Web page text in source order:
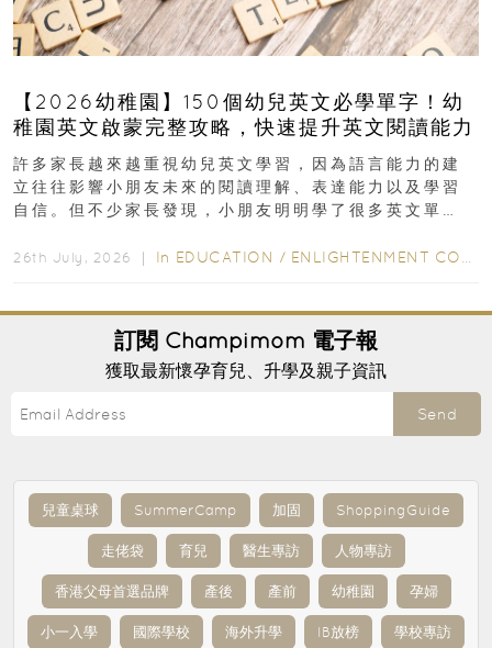
【2026幼稚園】150個幼兒英文必學單字！幼
稚園英文啟蒙完整攻略，快速提升英文閱讀能力
許多家長越來越重視幼兒英文學習，因為語言能力的建
立往往影響小朋友未來的閱讀理解、表達能力以及學習
自信。但不少家長發現，小朋友明明學了很多英文單
26th July, 2026 ｜ In EDUCATION / ENLIGHTENMENT CORNER
訂閱 Champimom 電子報
獲取最新懷孕育兒、升學及親子資訊
Send
兒童桌球 SummerCamp 加固 ShoppingGuide
走佬袋 育兒 醫生專訪 人物專訪
香港父母首選品牌 產後 產前 幼稚園 孕婦
小一入學 國際學校 海外升學 IB放榜 學校專訪